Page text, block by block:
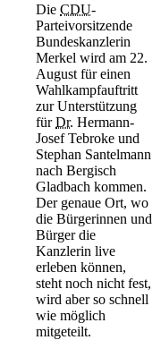
Die CDU-
Parteivorsitzende
Bundeskanzlerin
Merkel wird am 22.
August für einen
Wahlkampfauftritt
zur Unterstützung
fürDr. Hermann-
Josef Tebroke und
Stephan Santelmann
nach Bergisch
Gladbach kommen.
Der genaue Ort, wo
die Bürgerinnen und
Bürger die
Kanzlerin live
erleben können,
steht noch nicht fest,
wird aber so schnell
wie möglich
mitgeteilt.